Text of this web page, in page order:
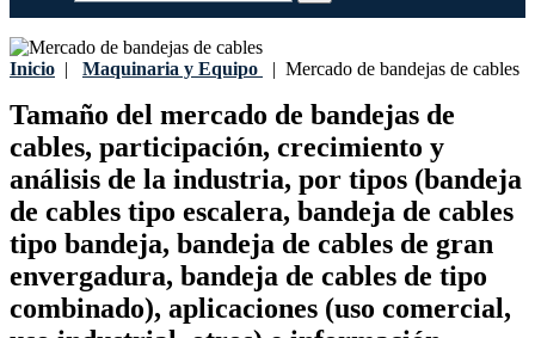
Inicio | Maquinaria y Equipo | Mercado de bandejas de cables
Tamaño del mercado de bandejas de
cables, participación, crecimiento y
análisis de la industria, por tipos (bandeja
de cables tipo escalera, bandeja de cables
tipo bandeja, bandeja de cables de gran
envergadura, bandeja de cables de tipo
combinado), aplicaciones (uso comercial,